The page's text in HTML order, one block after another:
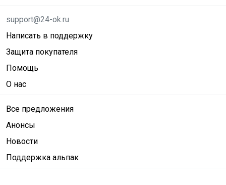
support@24-ok.ru
Написать в поддержку
Защита покупателя
Помощь
О нас
Все предложения
Анонсы
Новости
Поддержка альпак